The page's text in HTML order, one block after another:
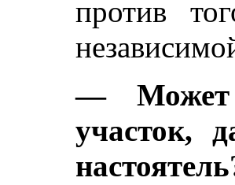
против
— Может
участок,